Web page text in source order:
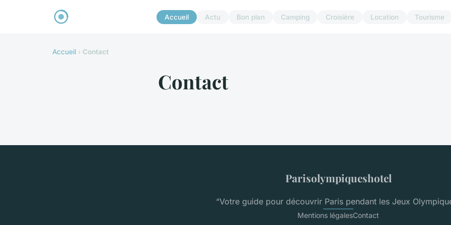
Accueil Actu Bon plan Camping Croisière Location Tourisme
Accueil › Contact
Contact
Parisolympiqueshotel
“Votre guide pour découvrir Paris pendant les Jeux
Mentions légalesContact